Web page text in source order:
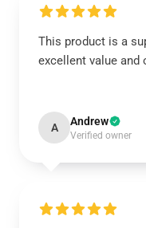
This product is a
excellent value and
A Andrew
Verified owner